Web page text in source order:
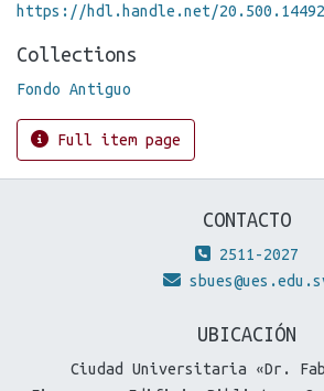
https://hdl.handle.net/
Collections
Fondo Antiguo
Full item page
CONTACTO
2511-2027
UBICACIÓN
Ciudad Universitaria «Dr.